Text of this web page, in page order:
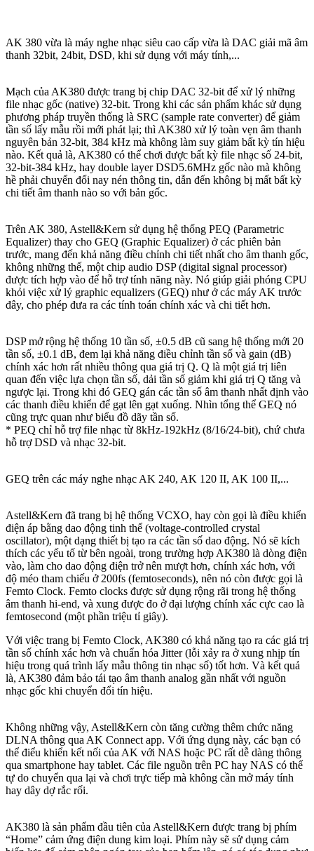
AK 380 vừa là máy nghe nhạc siêu cao cấp vừa là DAC giải mã âm
thanh 32bit, 24bit, DSD, khi sử dụng với máy tính,...
Mạch của AK380 được trang bị chip DAC 32-bit để xử lý những
file nhạc gốc (native) 32-bit. Trong khi các sản phẩm khác sử dụng
phương pháp truyền thống là SRC (sample rate converter) để giảm
tần số lấy mẫu rồi mới phát lại; thì AK380 xử lý toàn vẹn âm thanh
nguyên bản 32-bit, 384 kHz mà không làm suy giảm bất kỳ tín hiệu
nào. Kết quả là, AK380 có thể chơi được bất kỳ file nhạc số 24-bit,
32-bit-384 kHz, hay double layer DSD5.6MHz gốc nào mà không
hề phải chuyển đổi nay nén thông tin, dẫn đến không bị mất bất kỳ
chi tiết âm thanh nào so với bản gốc.
Trên AK 380, Astell&Kern sử dụng hệ thống PEQ (Parametric
Equalizer) thay cho GEQ (Graphic Equalizer) ở các phiên bản
trước, mang đến khả năng điều chỉnh chi tiết nhất cho âm thanh gốc,
không những thế, một chip audio DSP (digital signal processor)
được tích hợp vào để hỗ trợ tính năng này. Nó giúp giải phóng CPU
khỏi việc xử lý graphic equalizers (GEQ) như ở các máy AK trước
đây, cho phép đưa ra các tính toán chính xác và chi tiết hơn.
DSP mở rộng hệ thống 10 tần số, ±0.5 dB cũ sang hệ thống mới 20
tần số, ±0.1 dB, đem lại khả năng điều chỉnh tần số và gain (dB)
chính xác hơn rất nhiều thông qua giá trị Q. Q là một giá trị liên
quan đến việc lựa chọn tần số, dải tần số giảm khi giá trị Q tăng và
ngược lại. Trong khi đó GEQ gán các tần số âm thanh nhất định vào
các thanh điều khiển để gạt lên gạt xuống. Nhìn tổng thể GEQ nó
cũng trực quan như biểu đồ dãy tần số.
* PEQ chỉ hỗ trợ file nhạc từ 8kHz-192kHz (8/16/24-bit), chứ chưa
hỗ trợ DSD và nhạc 32-bit.
GEQ trên các máy nghe nhạc AK 240, AK 120 II, AK 100 II,...
Astell&Kern đã trang bị hệ thống VCXO, hay còn gọi là điều khiển
điện áp bằng dao động tinh thể (voltage-controlled crystal
oscillator), một dạng thiết bị tạo ra các tần số dao động. Nó sẽ kích
thích các yếu tố từ bên ngoài, trong trường hợp AK380 là dòng điện
vào, làm cho dao động điện trở nên mượt hơn, chính xác hơn, với
độ méo tham chiếu ở 200fs (femtoseconds), nên nó còn được gọi là
Femto Clock. Femto clocks được sử dụng rộng rãi trong hệ thống
âm thanh hi-end, và xung được đo ở đại lượng chính xác cực cao là
femtosecond (một phần triệu tỉ giây).
Với việc trang bị Femto Clock, AK380 có khả năng tạo ra các giá trị
tần số chính xác hơn và chuẩn hóa Jitter (lỗi xảy ra ở xung nhịp tín
hiệu trong quá trình lấy mẫu thông tin nhạc số) tốt hơn. Và kết quả
là, AK380 đảm bảo tái tạo âm thanh analog gần nhất với nguồn
nhạc gốc khi chuyển đổi tín hiệu.
Không những vậy, Astell&Kern còn tăng cường thêm chức năng
DLNA thông qua AK Connect app. Với ứng dụng này, các bạn có
thể điểu khiển kết nối của AK với NAS hoặc PC rất dễ dàng thông
qua smartphone hay tablet. Các file nguồn trên PC hay NAS có thể
tự do chuyển qua lại và chơi trực tiếp mà không cần mở máy tính
hay dây dợ rắc rối.
AK380 là sản phẩm đầu tiên của Astell&Kern được trang bị phím
“Home” cảm ứng điện dung kim loại. Phím này sẽ sử dụng cảm